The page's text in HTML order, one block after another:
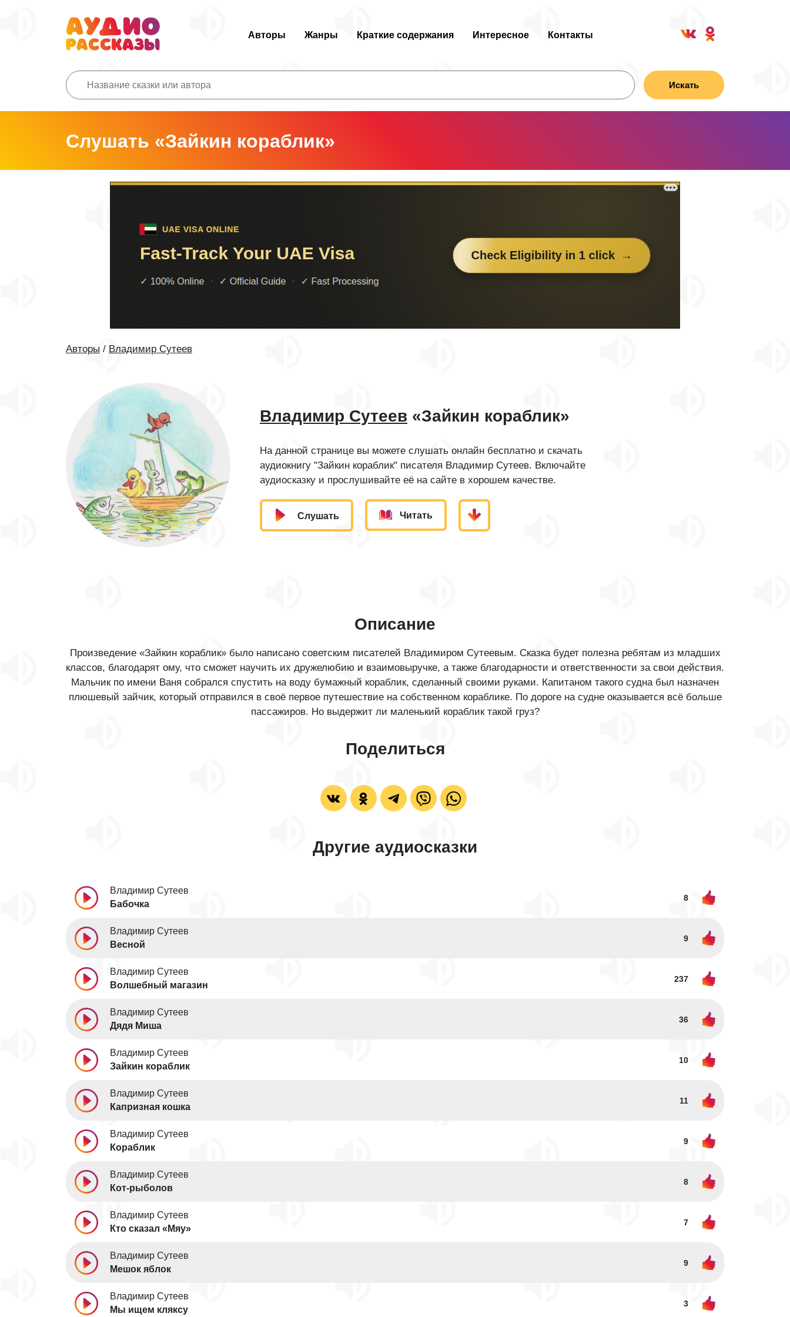
Авторы Жанры Краткие содержания Интересное Контакты
Искать
Слушать «Зайкин кораблик»
Авторы / Владимир Сутеев
Владимир Сутеев «Зайкин кораблик»
На данной странице вы можете слушать онлайн бесплатно и скачать
аудиокнигу "Зайкин кораблик" писателя Владимир Сутеев. Включайте
аудиосказку и прослушивайте её на сайте в хорошем качестве.
Слушать Читать
Описание
Произведение «Зайкин кораблик» было написано советским писателей Владимиром Сутеевым. Сказка будет полезна ребятам из младших
классов, благодарят ому, что сможет научить их дружелюбию и взаимовыручке, а также благодарности и ответственности за свои действия.
Мальчик по имени Ваня собрался спустить на воду бумажный кораблик, сделанный своими руками. Капитаном такого судна был назначен
плюшевый зайчик, который отправился в своё первое путешествие на собственном кораблике. По дороге на судне оказывается всё больше
пассажиров. Но выдержит ли маленький кораблик такой груз?
Поделиться
Другие аудиосказки
Владимир Сутеев
Бабочка
8
Владимир Сутеев
Весной
9
Владимир Сутеев
Волшебный магазин
237
Владимир Сутеев
Дядя Миша
36
Владимир Сутеев
Зайкин кораблик
10
Владимир Сутеев
Капризная кошка
11
Владимир Сутеев
Кораблик
9
Владимир Сутеев
Кот-рыболов
8
Владимир Сутеев
Кто сказал «Мяу»
7
Владимир Сутеев
Мешок яблок
9
Владимир Сутеев
Мы ищем кляксу
3